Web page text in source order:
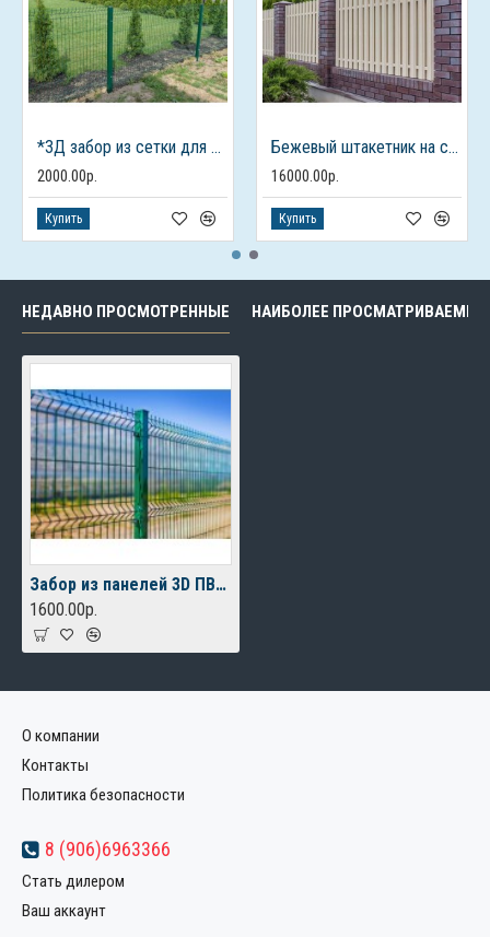
*3Д забор из сетки для дачного дома
2000.00р.
Купить
Бежевый штакетник на столбах из кирпича
16000.00р.
Купить
НЕДАВНО ПРОСМОТРЕННЫЕ НАИБОЛЕЕ ПРОСМАТРИВАЕМЫЕ
Забор из панелей 3D ПВХ ячейка 200*50 Light 3,5мм (2030*2500)
1600.00р.
О компании
Контакты
Политика безопасности
8 (906)6963366
Стать дилером
Ваш аккаунт